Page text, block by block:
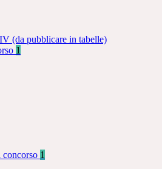
(da pubblicare in tabelle)
1
1